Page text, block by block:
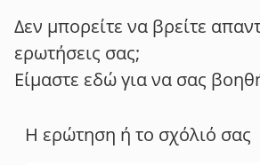
Δεν μπορείτε να βρείτε
ερωτήσεις σας;
Είμαστε εδώ για να σας
Η ερώτηση ή το σχόλιό σας